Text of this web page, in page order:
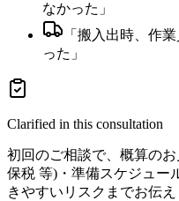
なかった 」
「 搬入出時、作
った 」
Clarified in this consultation
初回のご相談で、概算の
保税 等)・準備スケジュー
きやすいリスクまでお伝